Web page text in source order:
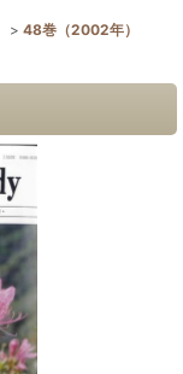
> 48巻（2002年）